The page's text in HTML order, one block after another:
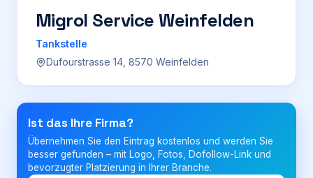
Preise
Für Firmen
Login
Firma eintragen
Migrol Service Weinfelden
Tankstelle
Dufourstrasse 14, 8570 Weinfelden
Ist das Ihre Firma?
Übernehmen Sie den Eintrag kostenlos und werden Sie
besser gefunden – mit Logo, Fotos, Dofollow-Link und
bevorzugter Platzierung in Ihrer Branche.